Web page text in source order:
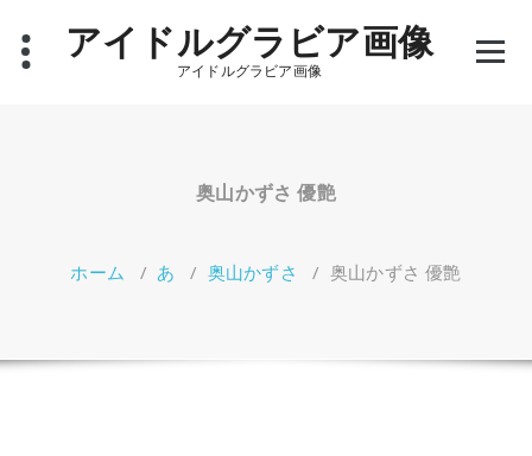
アイドルグラビア画像
アイドルグラビア画像
奥山かずさ 優艶
ホーム / あ / 奥山かずさ / 奥山かずさ 優艶